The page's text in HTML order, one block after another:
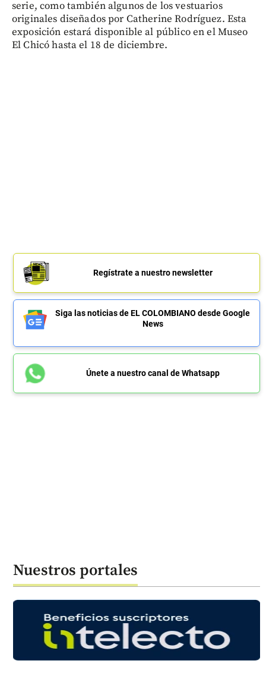
serie, como también algunos de los vestuarios
originales diseñados por Catherine Rodríguez. Esta
exposición estará disponible al público en el Museo
El Chicó hasta el 18 de diciembre.
Regístrate a nuestro newsletter
Siga las noticias de EL COLOMBIANO desde Google
News
Únete a nuestro canal de Whatsapp
Nuestros portales